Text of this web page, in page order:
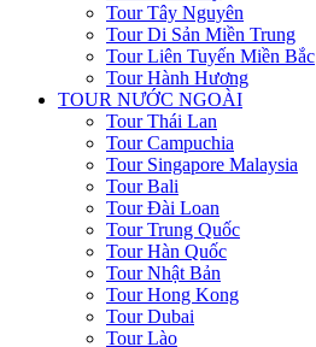
Tour Tây Nguyên
Tour Di Sản Miền Trung
Tour Liên Tuyến Miền Bắc
Tour Hành Hương
TOUR NƯỚC NGOÀI
Tour Thái Lan
Tour Campuchia
Tour Singapore Malaysia
Tour Bali
Tour Đài Loan
Tour Trung Quốc
Tour Hàn Quốc
Tour Nhật Bản
Tour Hong Kong
Tour Dubai
Tour Lào